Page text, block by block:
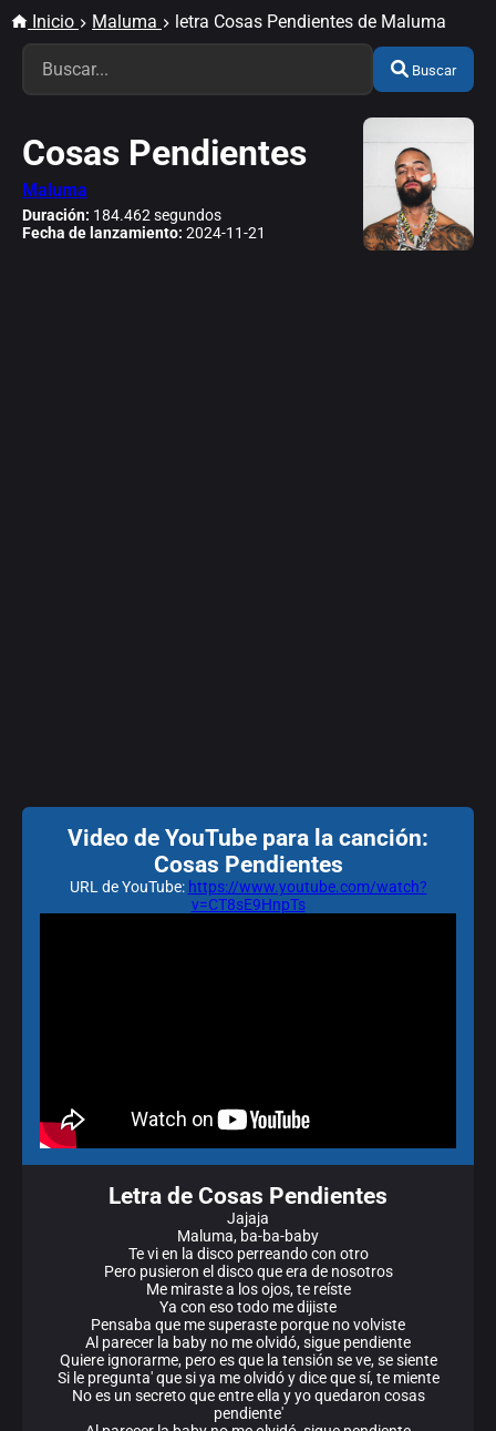
Inicio Maluma letra Cosas Pendientes de Maluma
Buscar
Cosas Pendientes
Maluma
Duración: 184.462 segundos
Fecha de lanzamiento: 2024-11-21
Video de YouTube para la canción:
Cosas Pendientes
URL de YouTube: https://www.youtube.com/watch?
v=CT8sE9HnpTs
Letra de Cosas Pendientes
Jajaja
Maluma, ba-ba-baby
Te vi en la disco perreando con otro
Pero pusieron el disco que era de nosotros
Me miraste a los ojos, te reíste
Ya con eso todo me dijiste
Pensaba que me superaste porque no volviste
Al parecer la baby no me olvidó, sigue pendiente
Quiere ignorarme, pero es que la tensión se ve, se siente
Si le pregunta' que si ya me olvidó y dice que sí, te miente
No es un secreto que entre ella y yo quedaron cosas
pendiente'